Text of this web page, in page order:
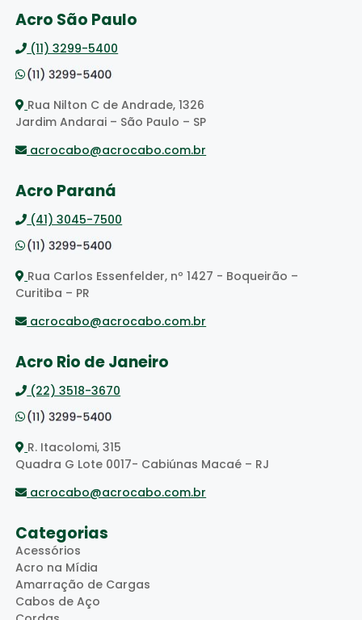
Acro São Paulo
(11) 3299-5400
Rua Nilton C de Andrade, 1326
Jardim Andarai – São Paulo – SP
acrocabo@acrocabo.com.br
Acro Paraná
(41) 3045-7500
Rua Carlos Essenfelder, nº 1427 - Boqueirão –
Curitiba – PR
acrocabo@acrocabo.com.br
Acro Rio de Janeiro
(22) 3518-3670
R. Itacolomi, 315
Quadra G Lote 0017- Cabiúnas Macaé – RJ
acrocabo@acrocabo.com.br
Categorias
Acessórios
Acro na Mídia
Amarração de Cargas
Cabos de Aço